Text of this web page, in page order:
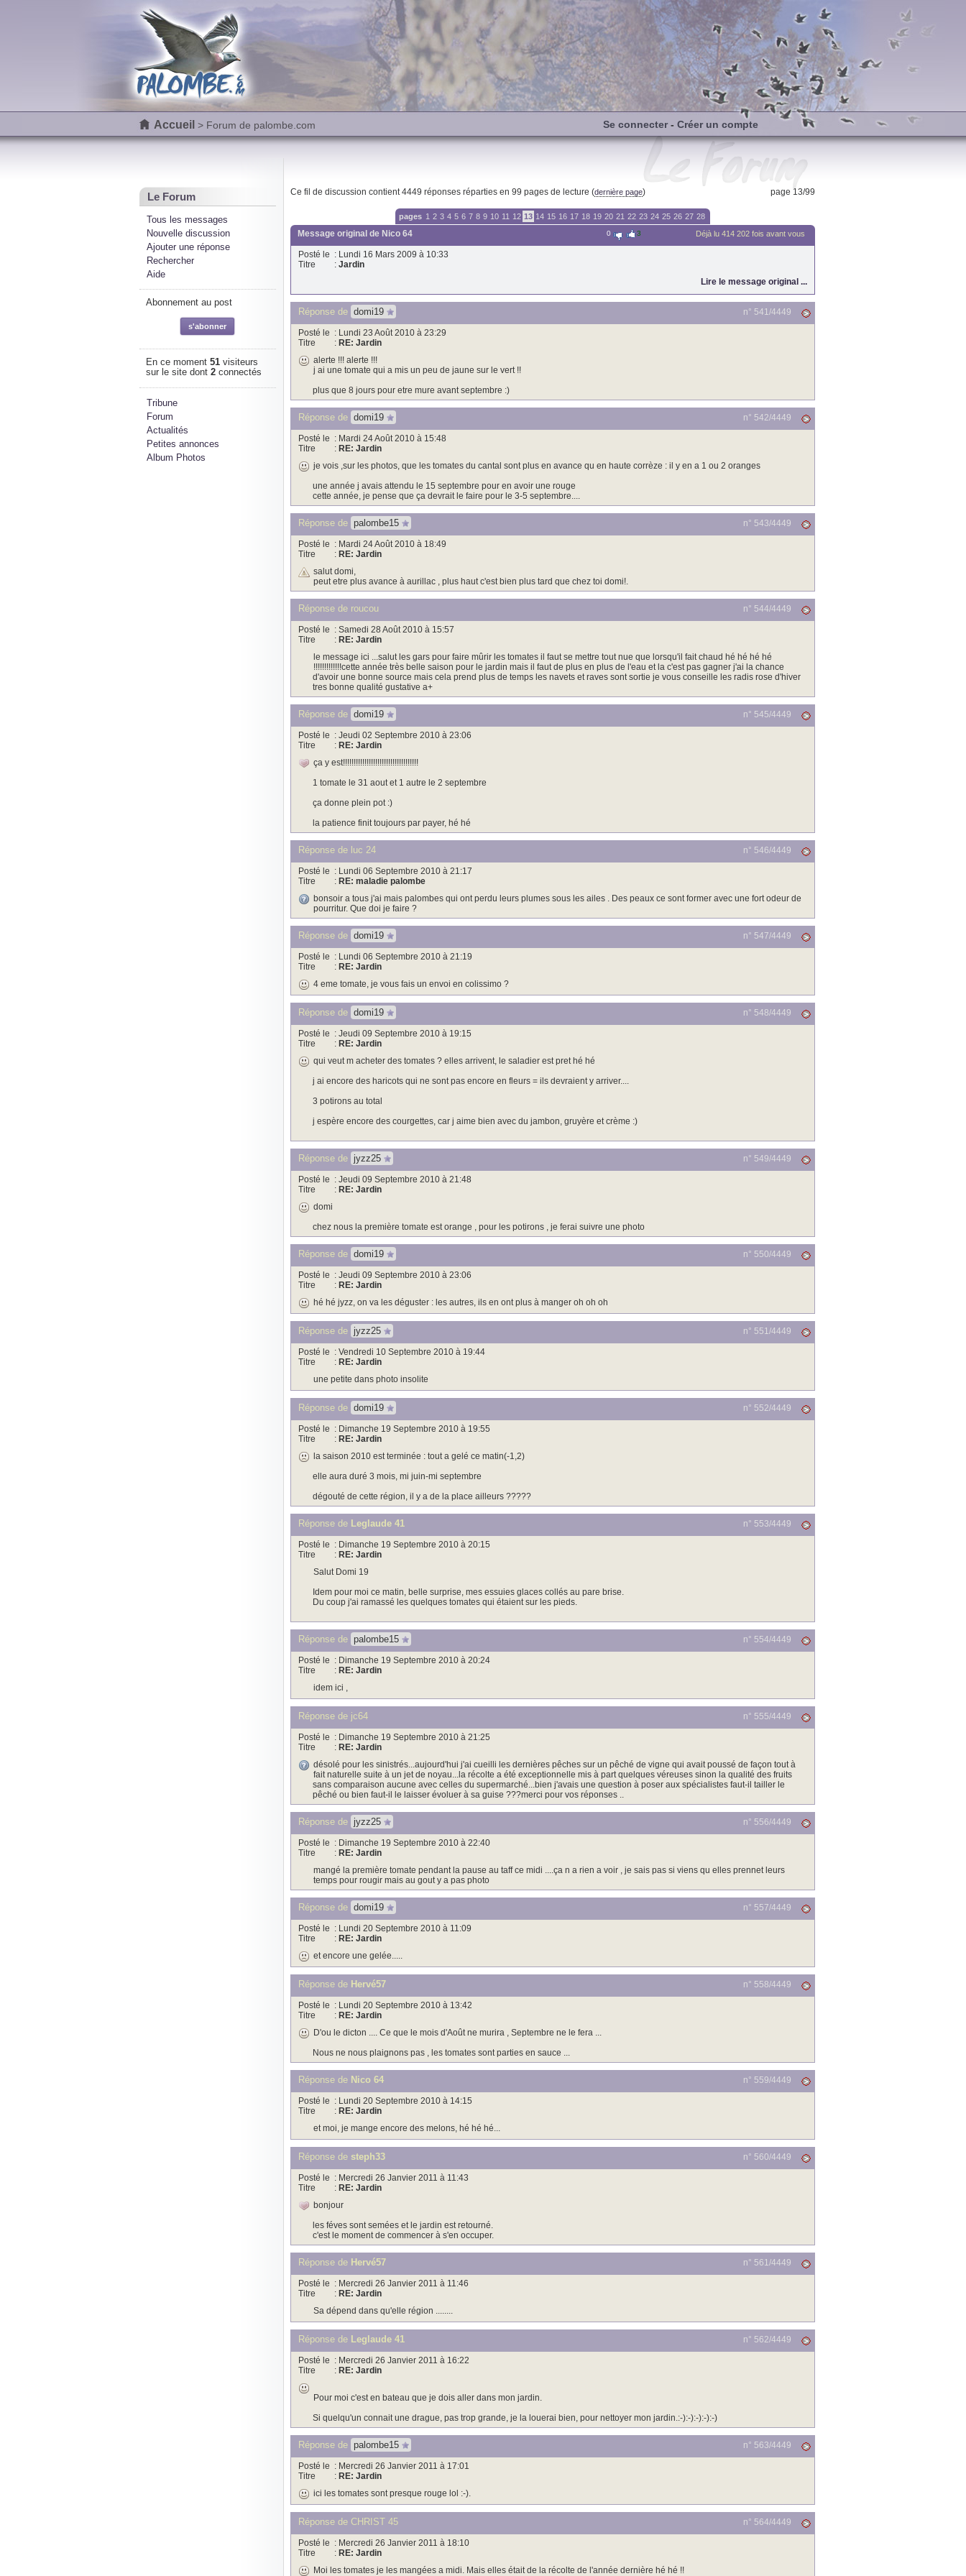
Accueil > Forum de palombe.com Se connecter- Créer un compte
Le Forum
Tous les messages
Nouvelle discussion
Ajouter une réponse
Rechercher
Aide
Abonnement au post
En ce moment 51visiteurs
sur le site dont 2connectés
Tribune
Forum
Actualités
Petites annonces
Album Photos
page 13/99
Ce fil de discussion contient4449 réponses réparties en 99 pages de lecture (dernière page)
pages 1 2 3 4 5 6 7 8 9 10 11 12 13 14 15 16 17 18 19 20 21 22 23 24 25 26 27 28
Message original de Nico 64 0 3 Déjà lu 414 202 fois avant vous
Posté le : Lundi 16 Mars 2009 à 10:33
Titre
: Jardin
Lire le message original ...
Réponse de domi19 n° 541/4449
Posté le : Lundi 23 Août 2010 à 23:29
Titre
: RE: Jardin
alerte !!! alerte !!!
j ai une tomate qui a mis un peu de jaune sur le vert !!
plus que 8 jours pour etre mure avant septembre :)
Réponse de domi19 n° 542/4449
Posté le : Mardi 24 Août 2010 à 15:48
Titre
: RE: Jardin
je vois ,sur les photos, que les tomates du cantal sont plus en avance qu en haute corrèze : il y en a 1 ou 2 oranges
une année j avais attendu le 15 septembre pour en avoir une rouge
cette année, je pense que ça devrait le faire pour le 3-5 septembre....
Réponse de palombe15 n° 543/4449
Posté le : Mardi 24 Août 2010 à 18:49
Titre
: RE: Jardin
salut domi,
peut etre plus avance à aurillac , plus haut c'est bien plus tard que chez toi domi!.
Réponse de roucou n° 544/4449
Posté le : Samedi 28 Août 2010 à 15:57
Titre
: RE: Jardin
le message ici ...salut les gars pour faire mûrir les tomates il faut se mettre tout nue que lorsqu'il fait chaud hé hé hé hé
!!!!!!!!!!!!!cette année très belle saison pour le jardin mais il faut de plus en plus de l'eau et la c'est pas gagner j'ai la chance
d'avoir une bonne source mais cela prend plus de temps les navets et raves sont sortie je vous conseille les radis rose d'hiver
tres bonne qualité gustative a+
Réponse de domi19 n° 545/4449
Posté le : Jeudi 02 Septembre 2010 à 23:06
Titre
: RE: Jardin
ça y est!!!!!!!!!!!!!!!!!!!!!!!!!!!!!!!!!!!
1 tomate le 31 aout et 1 autre le 2 septembre
ça donne plein pot :)
la patience finit toujours par payer, hé hé
Réponse de luc 24 n° 546/4449
Posté le : Lundi 06 Septembre 2010 à 21:17
Titre
: RE: maladie palombe
bonsoir a tous j'ai mais palombes qui ont perdu leurs plumes sous les ailes . Des peaux ce sont former avec une fort odeur de
pourritur. Que doi je faire ?
Réponse de domi19 n° 547/4449
Posté le : Lundi 06 Septembre 2010 à 21:19
Titre
: RE: Jardin
4 eme tomate, je vous fais un envoi en colissimo ?
Réponse de domi19 n° 548/4449
Posté le : Jeudi 09 Septembre 2010 à 19:15
Titre
: RE: Jardin
qui veut m acheter des tomates ? elles arrivent, le saladier est pret hé hé
j ai encore des haricots qui ne sont pas encore en fleurs = ils devraient y arriver....
3 potirons au total
j espère encore des courgettes, car j aime bien avec du jambon, gruyère et crème :)
Réponse de jyzz25 n° 549/4449
Posté le : Jeudi 09 Septembre 2010 à 21:48
Titre
: RE: Jardin
domi
chez nous la première tomate est orange , pour les potirons , je ferai suivre une photo
Réponse de domi19 n° 550/4449
Posté le : Jeudi 09 Septembre 2010 à 23:06
Titre
: RE: Jardin
hé hé jyzz, on va les déguster : les autres, ils en ont plus à manger oh oh oh
Réponse de jyzz25 n° 551/4449
Posté le : Vendredi 10 Septembre 2010 à 19:44
Titre
: RE: Jardin
une petite dans photo insolite
Réponse de domi19 n° 552/4449
Posté le : Dimanche 19 Septembre 2010 à 19:55
Titre
: RE: Jardin
la saison 2010 est terminée : tout a gelé ce matin(-1,2)
elle aura duré 3 mois, mi juin-mi septembre
dégouté de cette région, il y a de la place ailleurs ?????
Réponse de Leglaude 41 n° 553/4449
Posté le : Dimanche 19 Septembre 2010 à 20:15
Titre
: RE: Jardin
Salut Domi 19
Idem pour moi ce matin, belle surprise, mes essuies glaces collés au pare brise.
Du coup j'ai ramassé les quelques tomates qui étaient sur les pieds.
Réponse de palombe15 n° 554/4449
Posté le : Dimanche 19 Septembre 2010 à 20:24
Titre
: RE: Jardin
idem ici ,
Réponse de jc64 n° 555/4449
Posté le : Dimanche 19 Septembre 2010 à 21:25
Titre
: RE: Jardin
désolé pour les sinistrés...aujourd'hui j'ai cueilli les dernières pêches sur un pêché de vigne qui avait poussé de façon tout à
fait naturelle suite à un jet de noyau...la récolte a été exceptionnelle mis à part quelques véreuses sinon la qualité des fruits
sans comparaison aucune avec celles du supermarché...bien j'avais une question à poser aux spécialistes faut-il tailler le
pêché ou bien faut-il le laisser évoluer à sa guise ???merci pour vos réponses ..
Réponse de jyzz25 n° 556/4449
Posté le : Dimanche 19 Septembre 2010 à 22:40
Titre
: RE: Jardin
mangé la première tomate pendant la pause au taff ce midi ....ça n a rien a voir , je sais pas si viens qu elles prennet leurs
temps pour rougir mais au gout y a pas photo
Réponse de domi19 n° 557/4449
Posté le : Lundi 20 Septembre 2010 à 11:09
Titre
: RE: Jardin
et encore une gelée.....
Réponse de Hervé57 n° 558/4449
Posté le : Lundi 20 Septembre 2010 à 13:42
Titre
: RE: Jardin
D'ou le dicton .... Ce que le mois d'Août ne murira , Septembre ne le fera ...
Nous ne nous plaignons pas , les tomates sont parties en sauce ...
Réponse de Nico 64 n° 559/4449
Posté le : Lundi 20 Septembre 2010 à 14:15
Titre
: RE: Jardin
et moi, je mange encore des melons, hé hé hé...
Réponse de steph33 n° 560/4449
Posté le : Mercredi 26 Janvier 2011 à 11:43
Titre
: RE: Jardin
bonjour
les féves sont semées et le jardin est retourné.
c'est le moment de commencer à s'en occuper.
Réponse de Hervé57 n° 561/4449
Posté le : Mercredi 26 Janvier 2011 à 11:46
Titre
: RE: Jardin
Sa dépend dans qu'elle région ........
Réponse de Leglaude 41 n° 562/4449
Posté le : Mercredi 26 Janvier 2011 à 16:22
Titre
: RE: Jardin
Pour moi c'est en bateau que je dois aller dans mon jardin.
Si quelqu'un connait une drague, pas trop grande, je la louerai bien, pour nettoyer mon jardin.:-):-):-):-):-)
Réponse de palombe15 n° 563/4449
Posté le : Mercredi 26 Janvier 2011 à 17:01
Titre
: RE: Jardin
ici les tomates sont presque rouge lol :-).
Réponse de CHRIST 45 n° 564/4449
Posté le : Mercredi 26 Janvier 2011 à 18:10
Titre
: RE: Jardin
Moi les tomates je les mangées a midi. Mais elles était de la récolte de l'année dernière hé hé !!